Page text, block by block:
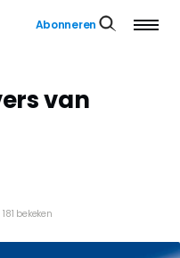
Abonneren
van
181 bekeken